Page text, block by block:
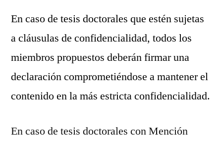
En caso de tesis doctorales que estén sujetas
a cláusulas de confidencialidad, todos los
miembros propuestos deberán firmar una
declaración comprometiéndose a mantener el
contenido en la más estricta confidencialidad.
En caso de tesis doctorales con Mención